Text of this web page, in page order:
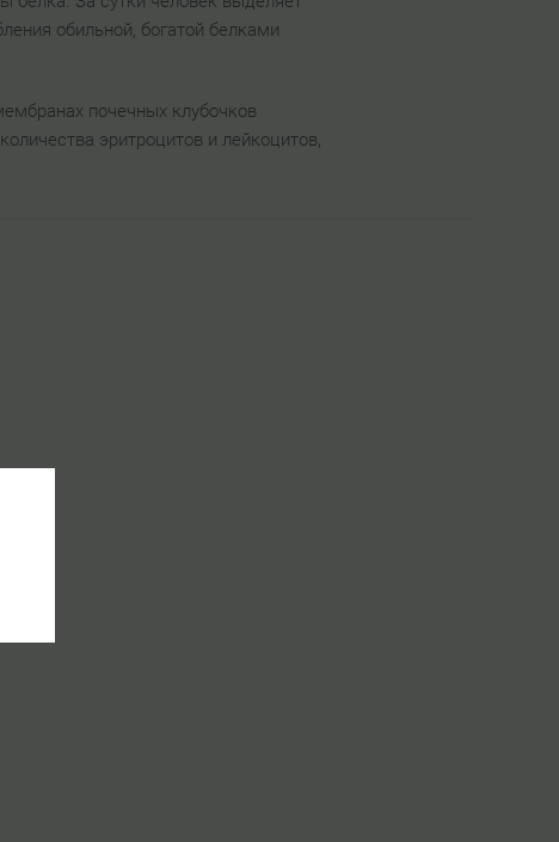
обильной, богатой белками
почечных клубочков
эритроцитов и лейкоцитов,